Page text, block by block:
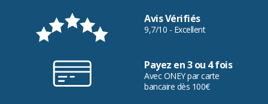
Avis Vérifiés
9,7/10 - Excellent
Payez en 3 ou 4 fois
Avec ONEY par carte
bancaire dès 100€